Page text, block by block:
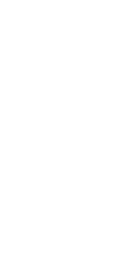
Juzo